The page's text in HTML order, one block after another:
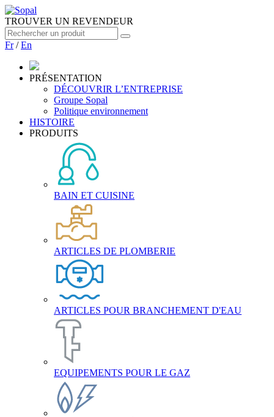
TROUVER UN REVENDEUR
Fr/En
PRÉSENTATION
DÉCOUVRIR L’ENTREPRISE
Groupe Sopal
Politique environnement
HISTOIRE
PRODUITS
BAIN ET CUISINE
ARTICLES DE PLOMBERIE
ARTICLES POUR BRANCHEMENT D'EAU
EQUIPEMENTS POUR LE GAZ